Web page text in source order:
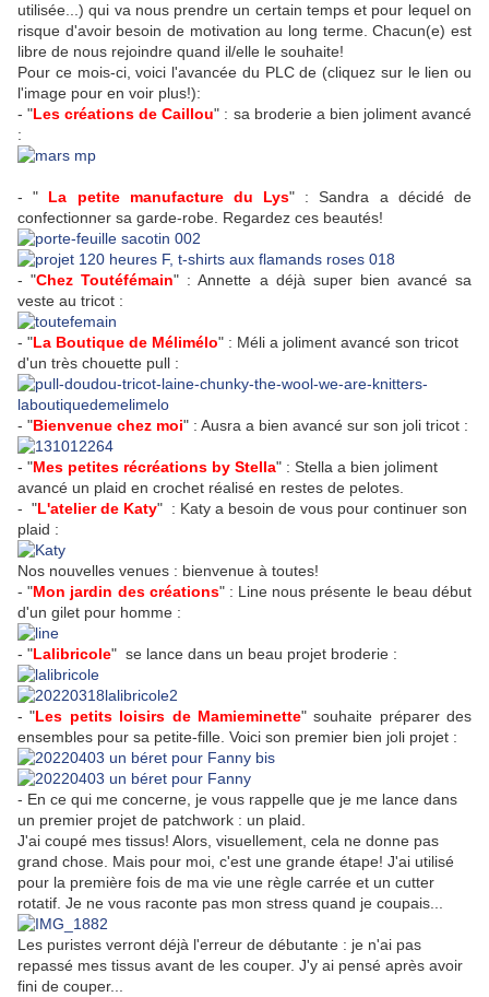
utilisée...) qui va nous prendre un certain temps et pour lequel on
risque d'avoir besoin de motivation au long terme. Chacun(e) est
libre de nous rejoindre quand il/elle le souhaite!
Pour ce mois-ci, voici l'avancée du PLC de (cliquez sur le lien ou
l'image pour en voir plus!):
- "Les créations de Caillou" : sa broderie a bien joliment avancé
:
- " La petite manufacture du Lys" : Sandra a décidé de
confectionner sa garde-robe. Regardez ces beautés!
- "Chez Toutéfémain" : Annette a déjà super bien avancé sa
veste au tricot :
- "La Boutique de Mélimélo" : Méli a joliment avancé son tricot
d'un très chouette pull :
- "Bienvenue chez moi" : Ausra a bien avancé sur son joli tricot :
- "Mes petites récréations by Stella" : Stella a bien joliment
avancé un plaid en crochet réalisé en restes de pelotes.
- "L'atelier de Katy" : Katy a besoin de vous pour continuer son
plaid :
Nos nouvelles venues : bienvenue à toutes!
- "Mon jardin des créations" : Line nous présente le beau début
d'un gilet pour homme :
- "Lalibricole" se lance dans un beau projet broderie :
- "Les petits loisirs de Mamieminette" souhaite préparer des
ensembles pour sa petite-fille. Voici son premier bien joli projet :
- En ce qui me concerne, je vous rappelle que je me lance dans
un premier projet de patchwork : un plaid.
J'ai coupé mes tissus! Alors, visuellement, cela ne donne pas
grand chose. Mais pour moi, c'est une grande étape! J'ai utilisé
pour la première fois de ma vie une règle carrée et un cutter
rotatif. Je ne vous raconte pas mon stress quand je coupais...
Les puristes verront déjà l'erreur de débutante : je n'ai pas
repassé mes tissus avant de les couper. J'y ai pensé après avoir
fini de couper...